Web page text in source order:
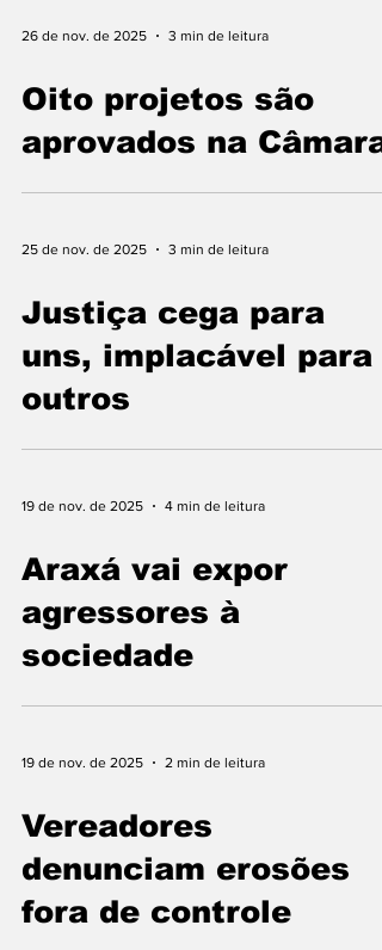
26 de nov. de 2025 3 min de leitura
Oito projetos são
aprovados na Câmara
25 de nov. de 2025 3 min de leitura
Justiça cega para
uns, implacável para
outros
19 de nov. de 2025 4 min de leitura
Araxá vai expor
agressores à
sociedade
19 de nov. de 2025 2 min de leitura
Vereadores
denunciam erosões
fora de controle